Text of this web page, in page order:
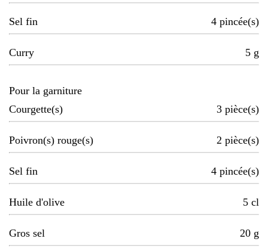
Sel fin 4 pincée(s)
Curry 5 g
Pour la garniture
Courgette(s)
3 pièce(s)
Poivron(s) rouge(s) 2 pièce(s)
Sel fin 4 pincée(s)
Huile d'olive 5 cl
Gros sel 20 g